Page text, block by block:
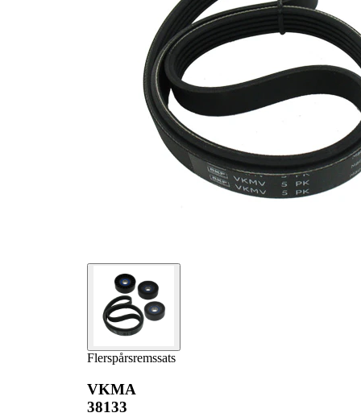
Flerspårsremssats
VKMA
38133
Artikelnamn Artikelnummer Antal
Remsträckare,
flerspårsrem
VKM 38123
1
Styrrulle,
flerspårsrem
VKM 38130
Styrrulle,
flerspårsrem
Flerspårsrem
VKMV 5PK1745